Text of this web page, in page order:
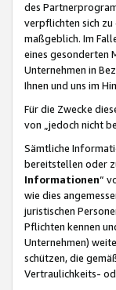
des
verpflichten sich zu
maßgeblich. Im
eines gesonderten
Unternehmen in
Ihnen und uns im
Für die Zwecke
von „jedoch nicht
Sämtliche
bereitstellen oder
Informationen“
wie dies
juristischen
Pflichten kennen
Unternehmen)
schützen, die
Vertraulichkeits-